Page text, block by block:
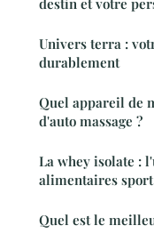
destin et votre
Univers terra :
durablement
Quel appareil de
d'auto massage ?
La whey isolate :
alimentaires sport
Quel est le